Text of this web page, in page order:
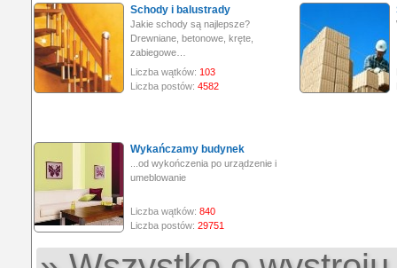
Schody i balustrady
Jakie schody są najlepsze?
Drewniane, betonowe, kręte,
zabiegowe…
Liczba wątków: 103
Liczba postów: 4582
Wykańczamy budynek
...od wykończenia po urządzenie i
umeblowanie
Liczba wątków: 840
Liczba postów: 29751